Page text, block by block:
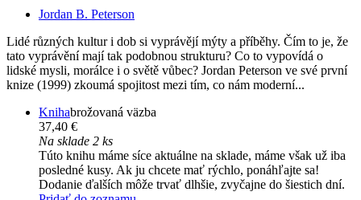
Jordan B. Peterson
Lidé různých kultur i dob si vyprávějí mýty a příběhy. Čím to je, že
tato vyprávění mají tak podobnou strukturu? Co to vypovídá o
lidské mysli, morálce i o světě vůbec? Jordan Peterson ve své první
knize (1999) zkoumá spojitost mezi tím, co nám moderní...
Knihabrožovaná väzba
37,40 €
Na sklade 2 ks
Túto knihu máme síce aktuálne na sklade, máme však už iba
posledné kusy. Ak ju chcete mať rýchlo, ponáhľajte sa!
Dodanie ďalších môže trvať dlhšie, zvyčajne do šiestich dní.